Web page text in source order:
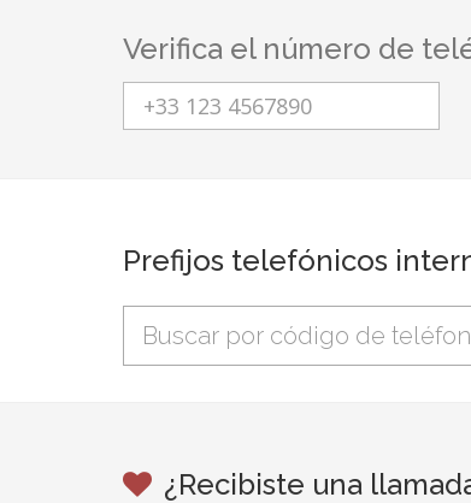
Verifica el número de
Prefijos telefónicos
¿Recibiste una